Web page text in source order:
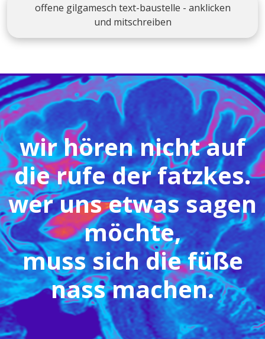
offene gilgamesch text-baustelle - anklicken
und mitschreiben
wir hören nicht auf
die rufe der fatzkes.
wer uns etwas sagen
möchte,
muss sich die füße
nass machen.